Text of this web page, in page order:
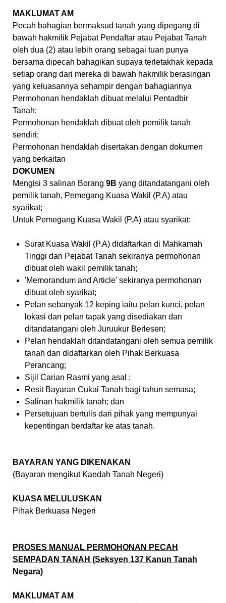
MAKLUMAT AM
Pecah bahagian bermaksud tanah yang dipegang di
bawah hakmilik Pejabat Pendaftar atau Pejabat Tanah
oleh dua (2) atau lebih orang sebagai tuan punya
bersama dipecah bahagikan supaya terletakhak kepada
setiap orang dari mereka di bawah hakmilik berasingan
yang keluasannya sehampir dengan bahagiannya
Permohonan hendaklah dibuat melalui Pentadbir
Tanah;
Permohonan hendaklah dibuat oleh pemilik tanah
sendiri;
Permohonan hendaklah disertakan dengan dokumen
yang berkaitan
DOKUMEN
Mengisi 3 salinan Borang 9B yang ditandatangani oleh
pemilik tanah, Pemegang Kuasa Wakil (P.A) atau
syarikat;
Untuk Pemegang Kuasa Wakil (P.A) atau syarikat:
Surat Kuasa Wakil (P.A) didaftarkan di Mahkamah
Tinggi dan Pejabat Tanah sekiranya permohonan
dibuat oleh wakil pemilik tanah;
'Memorandum and Article' sekiranya permohonan
dibuat oleh syarikat;
Pelan sebanyak 12 keping iaitu pelan kunci, pelan
lokasi dan pelan tapak yang disediakan dan
ditandatangani oleh Juruukur Berlesen;
Pelan hendaklah ditandatangani oleh semua pemilik
tanah dan didaftarkan oleh Pihak Berkuasa
Perancang;
Sijil Carian Rasmi yang asal ;
Resit Bayaran Cukai Tanah bagi tahun semasa;
Salinan hakmilik tanah; dan
Persetujuan bertulis dari pihak yang mempunyai
kepentingan berdaftar ke atas tanah.
BAYARAN YANG DIKENAKAN
(Bayaran mengikut Kaedah Tanah Negeri)
KUASA MELULUSKAN
Pihak Berkuasa Negeri
PROSES MANUAL PERMOHONAN PECAH
SEMPADAN TANAH (Seksyen 137 Kanun Tanah
Negara)
MAKLUMAT AM